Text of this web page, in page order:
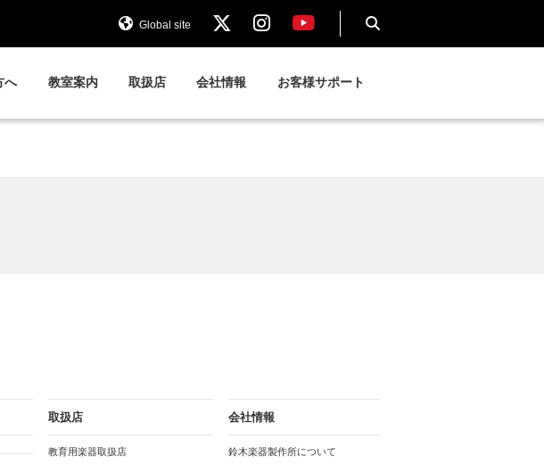
Global site
へ 教室案内 取扱店 会社情報 お客様サポート
取扱店
教育用楽器取扱店
会社情報
鈴木楽器製作所について